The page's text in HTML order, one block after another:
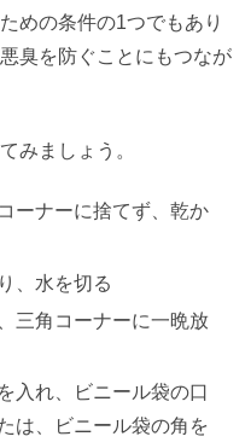
めの条件の1つでもあり
臭を防ぐことにもつなが
みましょう。
ーナーに捨てず、乾か
、水を切る
三角コーナーに一晩放
入れ、ビニール袋の口
は、ビニール袋の角を